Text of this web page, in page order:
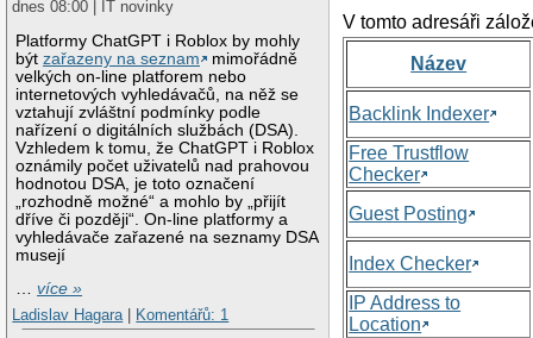
dnes 08:00 | IT novinky
Platformy ChatGPT i Roblox by mohly
býtzařazeny na seznam
mimořádně
velkých on-line platforem nebo
internetových vyhledávačů, na něž se
vztahují zvláštní podmínky podle
nařízení o digitálních službách (DSA).
Vzhledem k tomu, že ChatGPT i Roblox
oznámily počet uživatelů nad prahovou
hodnotou DSA, je toto označení
„rozhodně možné“ a mohlo by „přijít
dříve či později“. On-line platformy a
vyhledávače zařazené na seznamy DSA
musejí
…více »
Ladislav Hagara
Komentářů: 1
V tomto adresáři
Název
Backlink Indexer
Free Trustflow
Checker
Guest Posting
Index Checker
IP Address to
Location